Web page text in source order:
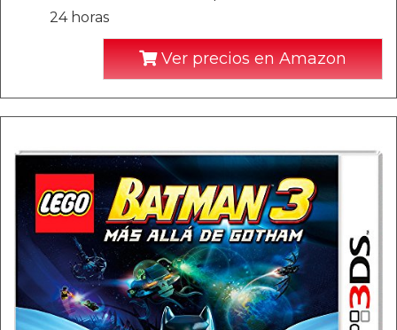
24 horas
Ver precios en Amazon